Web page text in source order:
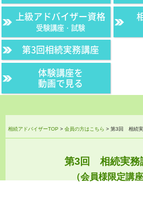
上級アドバイザー資格
受験講座・試験
第3回相続実務講座
体験講座を
動画で見る
相続アドバイザーTOP >会員の方はこちら >第3回 相続
第3回 相続実務
（会員様限定講座